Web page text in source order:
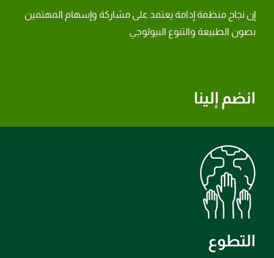
انضم إلينا
إن نجاح منظمة إدامة يعتمد على مشاركة وإسهام المهتمين
بصون الطبيعة والتنوع البيولوجي
التطوع